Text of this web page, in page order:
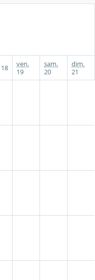
18
ven.
19
sam.
20
dim.
21